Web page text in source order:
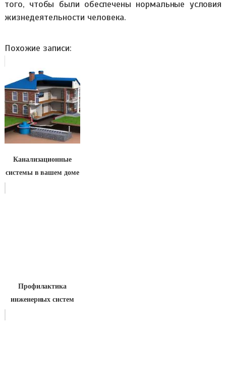
того, чтобы были обеспечены нормальные условия
жизнедеятельности человека.
Похожие записи:
Канализационные
системы в вашем доме
Профилактика
инженерных систем